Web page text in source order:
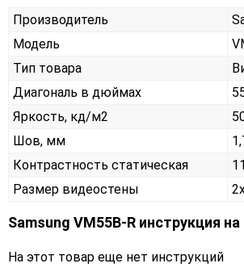
Производитель
Модель
Тип товара
Диагональ в дюймах
Яркость, кд/м2
Шов, мм
Контрастность статическая
Размер видеостены
Samsung VM55B-R инструкция
На этот товар еще нет инструкций